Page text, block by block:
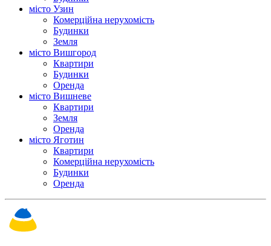
місто Узин
Комерційна нерухомість
Будинки
Земля
місто Вишгород
Квартири
Будинки
Оренда
місто Вишневе
Квартири
Земля
Оренда
місто Яготин
Квартири
Комерційна нерухомість
Будинки
Оренда